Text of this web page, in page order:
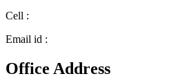
Cell :
Email id :
Office Address